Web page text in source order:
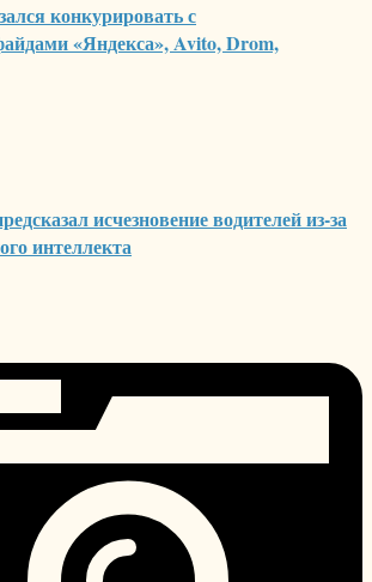
конкурировать с
«Яндекса», Avito, Drom,
исчезновение водителей из-за
интеллекта